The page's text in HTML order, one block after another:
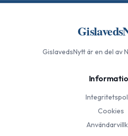
GislavedsNyttär en del av
Cookies